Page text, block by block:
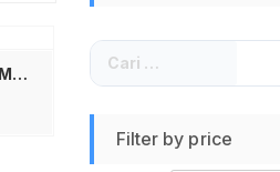
terbaru
UGREEN 55517 Kabel Data Magnetic Self-Wrapping PD 100W Type C To Type C Fast Charging 5A – Solusi Kabel Rapi Otomatis Anti Kusut Untuk MacBook Pro iPad Samsung S24 Ultra Laptop Pengisian Daya Super Cepat dan Transfer Data Stabil Kualitas Premium
Cari
untuk:
Filter by price